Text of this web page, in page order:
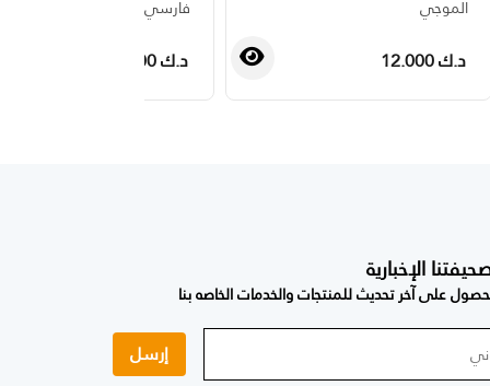
الموجي
د.ك 12.000
فارسي بزخرفة ملونة
د.ك 12.000
الإخبارية
على آخر تحديث للمنتجات والخدمات الخاصه بنا
إرسل